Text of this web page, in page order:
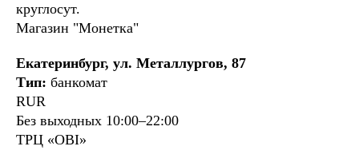
круглосут.
Магазин "Монетка"
Екатеринбург, ул. Металлургов, 87
Тип: банкомат
RUR
Без выходных 10:00–22:00
ТРЦ «OBI»